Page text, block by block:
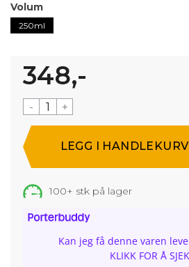
Volum
250ml
348,-
- +
100+ stk på lager
Kan jeg få denne varen
KLIKK FOR Å